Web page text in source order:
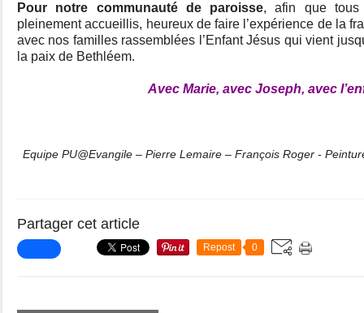
Pour notre communauté de paroisse, afin que tous
pleinement accueillis, heureux de faire l’expérience de la
avec nos familles rassemblées l’Enfant Jésus qui vient
la paix de Bethléem.
Avec Marie, avec Joseph, avec
Equipe PU@Evangile – Pierre Lemaire – François Roger -
Partager cet article
Repost 0